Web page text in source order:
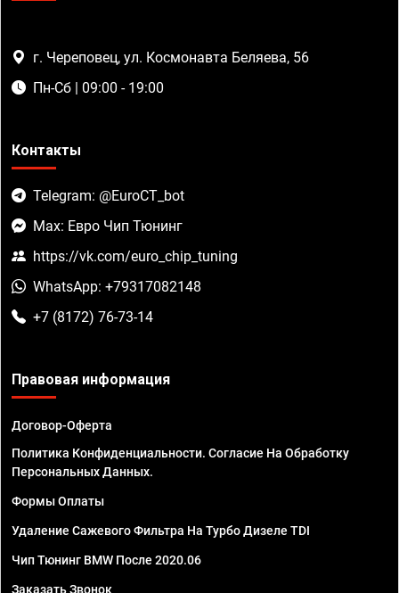
г. Череповец, ул. Космонавта Беляева, 56
Пн-Сб | 09:00 - 19:00
Контакты
Telegram: @EuroCT_bot
Max: Евро Чип Тюнинг
https://vk.com/euro_chip_tuning
WhatsApp: +79317082148
+7 (8172) 76-73-14
Правовая информация
Договор-Оферта
Политика Конфиденциальности. Согласие На Обработку
Персональных Данных.
Формы Оплаты
Удаление Сажевого Фильтра На Турбо Дизеле TDI
Чип Тюнинг BMW После 2020.06
Заказать Звонок